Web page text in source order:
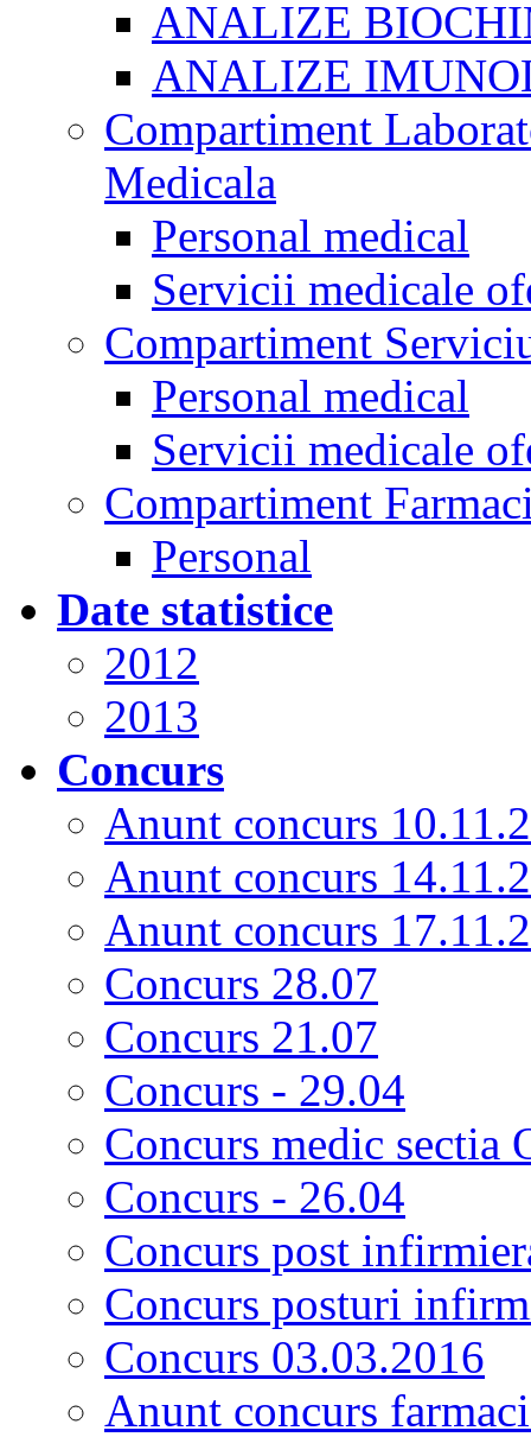
ANALIZE
ANALIZE
Compartiment
Medicala
Personal medical
Servicii medicale
Compartiment
Personal medical
Servicii medicale
Compartiment
Personal
Date statistice
2012
2013
Concurs
Anunt concurs
Anunt concurs
Anunt concurs
Concurs 28.07
Concurs 21.07
Concurs - 29.04
Concurs medic sectia
Concurs - 26.04
Concurs post
Concurs posturi
Concurs 03.03.2016
Anunt concurs